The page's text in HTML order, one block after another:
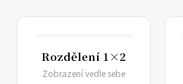
Rozdělení 1×2
Zobrazení vedle sebe